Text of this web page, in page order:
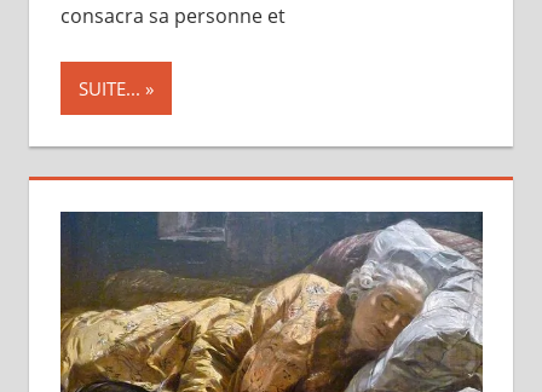
consacra sa personne et
SUITE...